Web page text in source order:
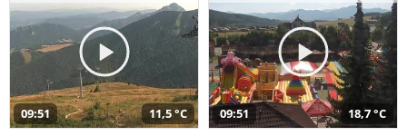
09:51 11,5 °C 09:51 18,7 °C